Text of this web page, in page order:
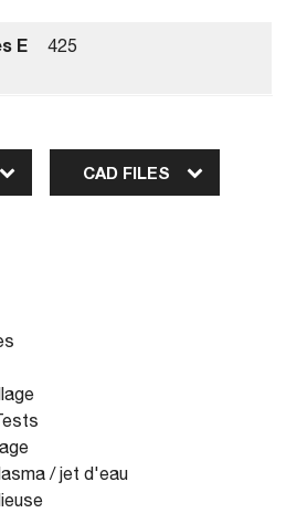
E
425
CAD FILES
/ jet d'eau